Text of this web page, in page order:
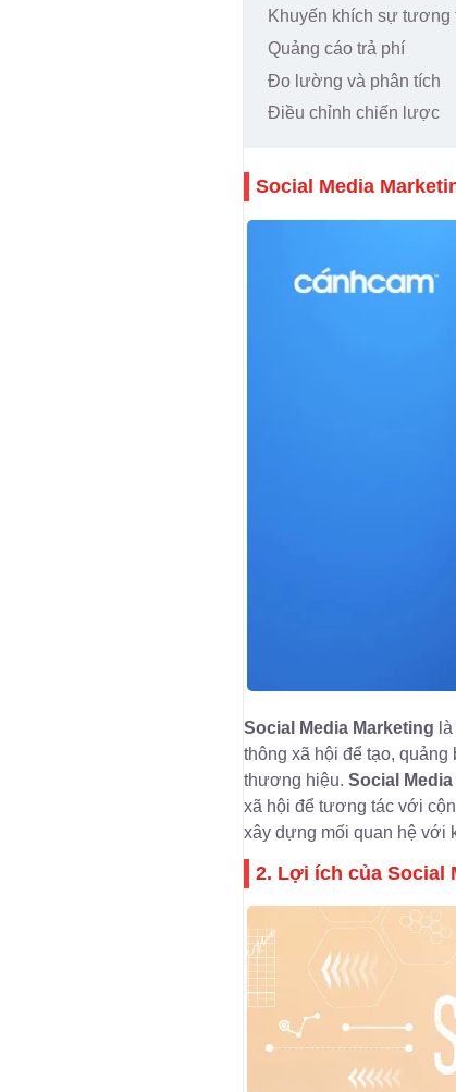
Khuyến khích sự tương
Quảng cáo trả phí
Đo lường và phân tích
Điều chỉnh chiến lược
Social Media
Social Media Marketing
thông xã hội để tạo,
thương hiệu. Social
xã hội để tương tác với
xây dựng mối quan hệ với
2. Lợi ích của Social